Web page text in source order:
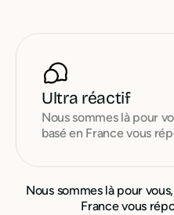
Ultra réactif
Nous sommes là pour
basé en France vous
Nous sommes là pour
France vous